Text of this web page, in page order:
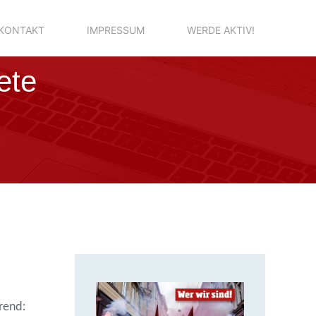
IMPRESSUM WERDE AKTIV!
14. Juli 2018